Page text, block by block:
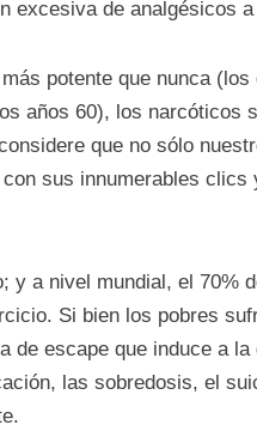
excesiva de analgésicos
potente que nunca
años 60), los narcóticos
que no sólo
sus innumerables
y a nivel mundial, el 70%
Si bien los pobres
de escape que induce a
las sobredosis, el